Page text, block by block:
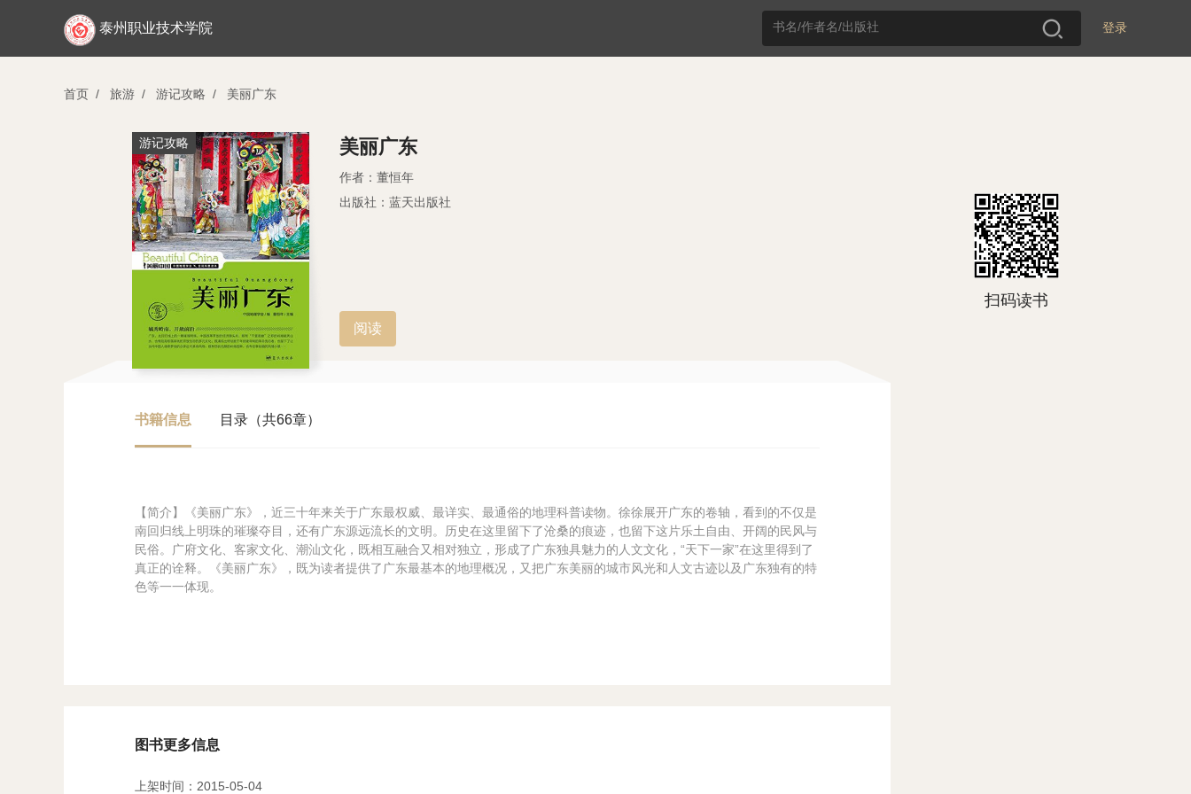
登录
泰州职业技术学院
首页 / 旅游 / 游记攻略 / 美丽广东
游记攻略 美丽广东
作者：董恒年
出版社：蓝天出版社
阅读
扫码读书
书籍信息 目录（共66章）
【简介】《美丽广东》，近三十年来关于广东最权威、最详实、最通俗的地理科普读物。徐徐展开广东的卷轴，看到的不仅是
南回归线上明珠的璀璨夺目，还有广东源远流长的文明。历史在这里留下了沧桑的痕迹，也留下这片乐土自由、开阔的民风与
民俗。广府文化、客家文化、潮汕文化，既相互融合又相对独立，形成了广东独具魅力的人文文化，“天下一家”在这里得到了
真正的诠释。《美丽广东》，既为读者提供了广东最基本的地理概况，又把广东美丽的城市风光和人文古迹以及广东独有的特
色等一一体现。
图书更多信息
上架时间：2015-05-04